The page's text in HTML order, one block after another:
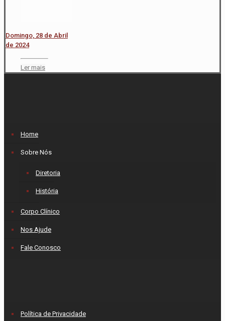
Domingo, 28 de Abril
de 2024
Ler mais
Home
Sobre Nós
Diretoria
História
Corpo Clínico
Nos Ajude
Fale Conosco
Política de Privacidade